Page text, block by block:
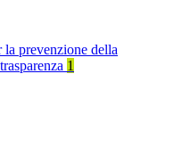
la prevenzione della
1